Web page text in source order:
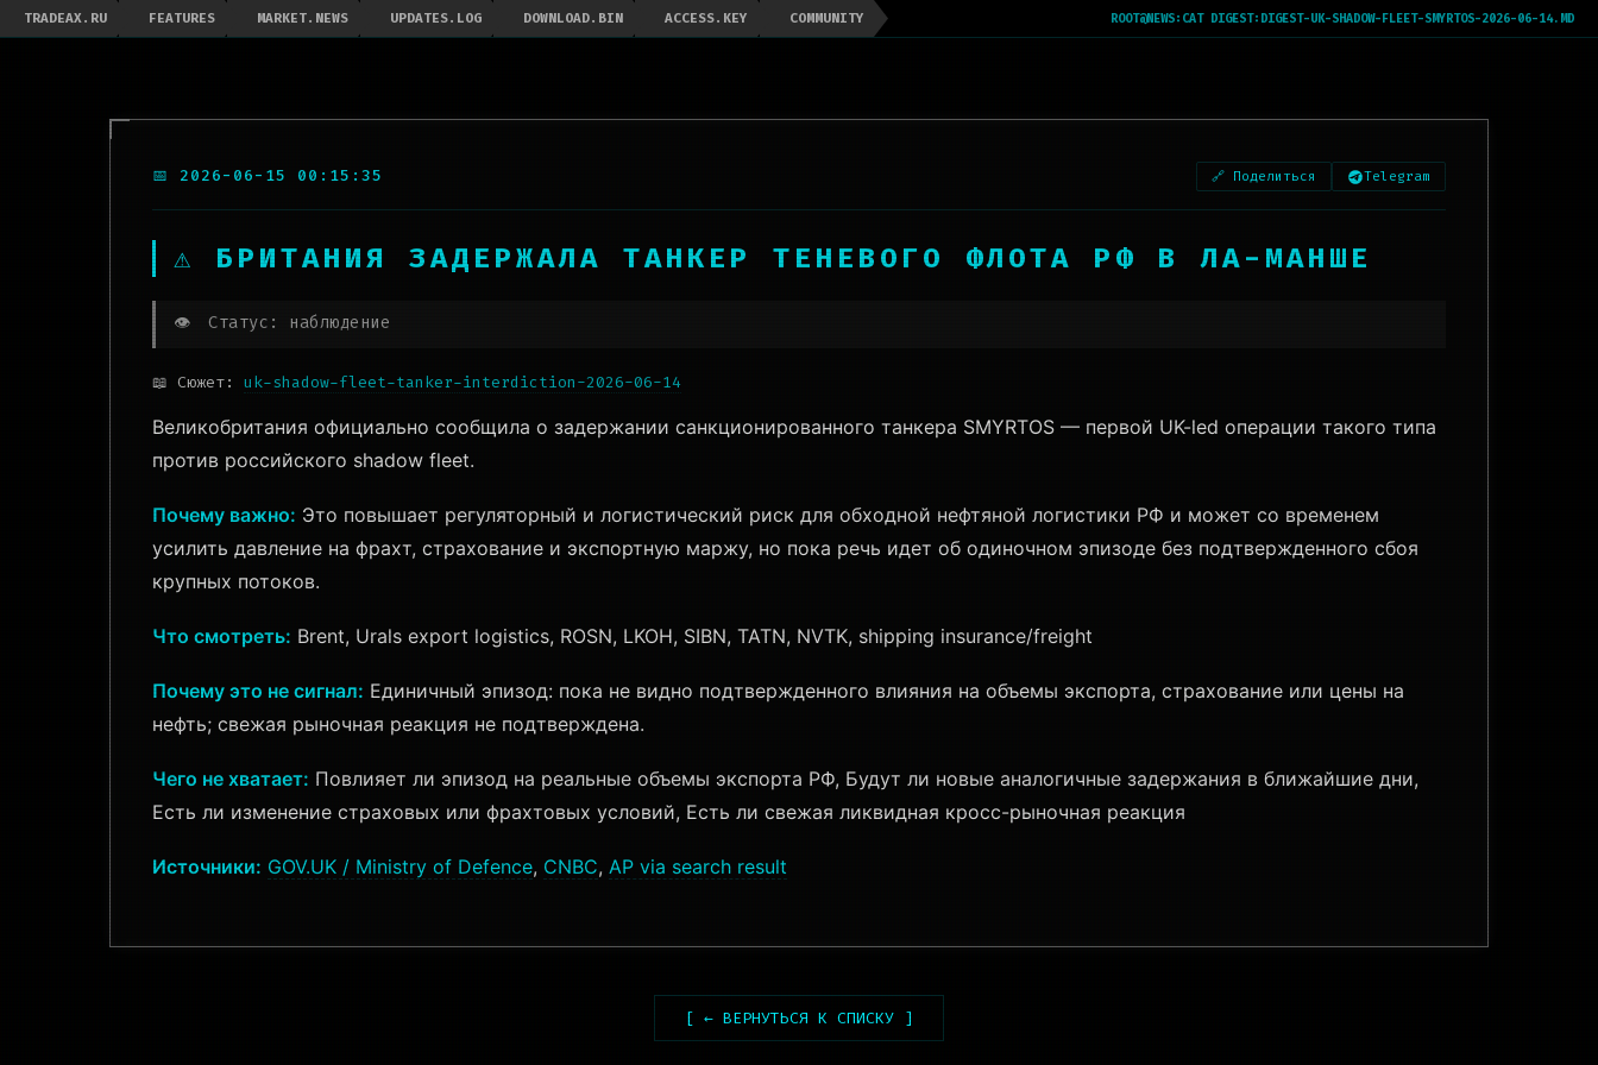
TRADEAX.RU FEATURES MARKET.NEWS UPDATES.LOG DOWNLOAD.BIN ACCESS.KEY COMMUNITY ROOT@NEWS: CAT DIGEST:DIGEST-UK-SHADOW-FLEET-SMYRTOS-2026-06-14.MD
📅 2026-06-15 00:15:35 🔗 Поделиться Telegram
⚠ БРИТАНИЯ ЗАДЕРЖАЛА ТАНКЕР ТЕНЕВОГО ФЛОТА РФ В ЛА-МАНШЕ
👁️ Статус: наблюдение
📖 Сюжет: uk-shadow-fleet-tanker-interdiction-2026-06-14
Великобритания официально сообщила о задержании санкционированного танкера SMYRTOS — первой UK-led операции такого типа
против российского shadow fleet.
Почему важно: Это повышает регуляторный и логистический риск для обходной нефтяной логистики РФ и может со временем
усилить давление на фрахт, страхование и экспортную маржу, но пока речь идет об одиночном эпизоде без подтвержденного сбоя
крупных потоков.
Что смотреть: Brent, Urals export logistics, ROSN, LKOH, SIBN, TATN, NVTK, shipping insurance/freight
Почему это не сигнал: Единичный эпизод: пока не видно подтвержденного влияния на объемы экспорта, страхование или цены на
нефть; свежая рыночная реакция не подтверждена.
Чего не хватает: Повлияет ли эпизод на реальные объемы экспорта РФ, Будут ли новые аналогичные задержания в ближайшие дни,
Есть ли изменение страховых или фрахтовых условий, Есть ли свежая ликвидная кросс-рыночная реакция
Источники: GOV.UK / Ministry of Defence, CNBC, AP via search result
[ ← ВЕРНУТЬСЯ К СПИСКУ ]